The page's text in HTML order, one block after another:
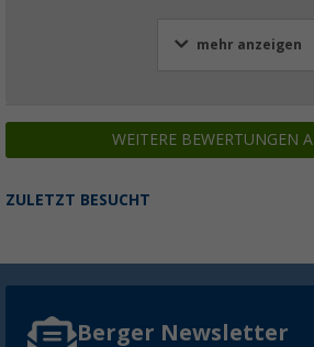
mehr anzeigen
WEITERE BEWERTUNGEN
ZULETZT BESUCHT
Berger Newsletter